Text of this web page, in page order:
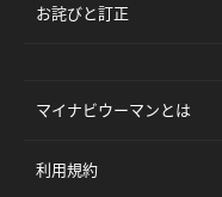
お詫びと訂正
マイナビウーマンとは
利用規約